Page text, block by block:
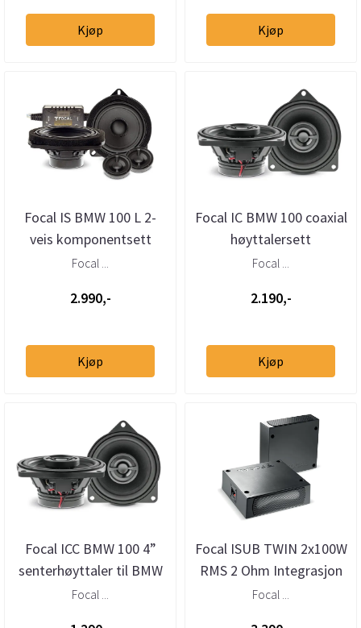
Kjøp Kjøp
Focal IS BMW 100 L 2-
veis komponentsett
Focal ...
2.990,-
Kjøp
Focal IC BMW 100 coaxial
høyttalersett
Focal ...
2.190,-
Kjøp
Focal ICC BMW 100 4”
senterhøyttaler til BMW
Focal ...
Focal ISUB TWIN 2x100W
RMS 2 Ohm Integrasjon
Basskasser (2 stk)
Focal ...